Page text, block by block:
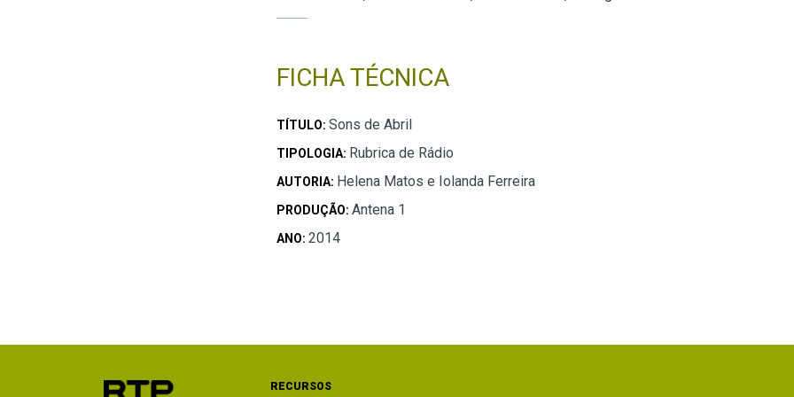
FICHA TÉCNICA
TÍTULO: Sons de Abril
TIPOLOGIA: Rubrica de Rádio
AUTORIA: Helena Matos e Iolanda Ferreira
PRODUÇÃO: Antena 1
ANO: 2014
RECURSOS